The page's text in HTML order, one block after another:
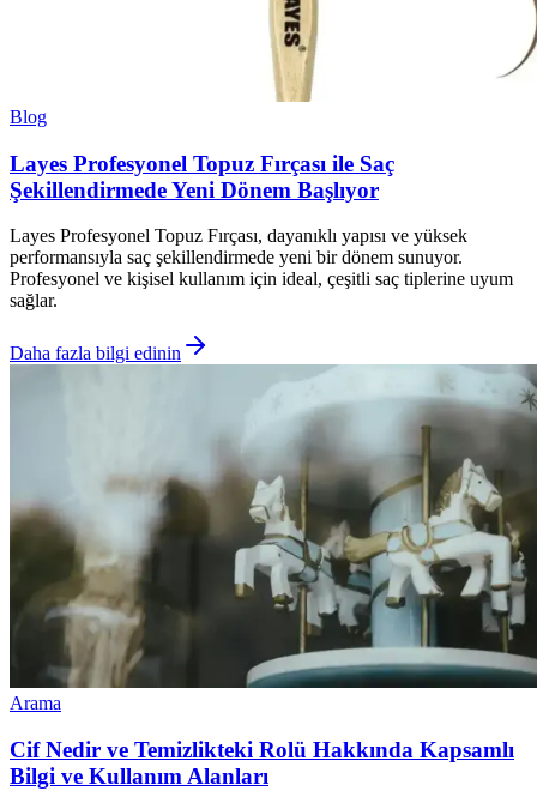
Blog
Layes Profesyonel Topuz Fırçası ile Saç
Şekillendirmede Yeni Dönem Başlıyor
Layes Profesyonel Topuz Fırçası, dayanıklı yapısı ve yüksek
performansıyla saç şekillendirmede yeni bir dönem sunuyor.
Profesyonel ve kişisel kullanım için ideal, çeşitli saç tiplerine uyum
sağlar.
Daha fazla bilgi edinin
Arama
Cif Nedir ve Temizlikteki Rolü Hakkında Kapsamlı
Bilgi ve Kullanım Alanları